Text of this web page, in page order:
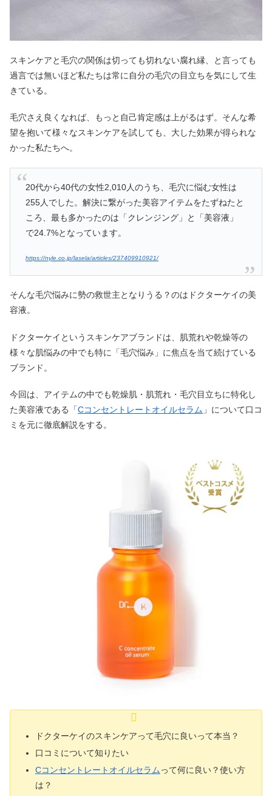
スキンケアと毛穴の関係は切っても切れない腐れ縁、と言っても
過言では無いほど私たちは常に自分の毛穴の目立ちを気にして生
きている。
毛穴さえ良くなれば、もっと自己肯定感は上がるはず。そんな希
望を抱いて様々なスキンケアを試しても、大した効果が得られな
かった私たちへ。
20代から40代の女性2,010人のうち、毛穴に悩む女性は
255人でした。解決に繋がった美容アイテムをたずねたと
ころ、最も多かったのは「クレンジング」と「美容液」
で24.7%となっています。
https://nyle.co.jp/lasela/articles/237409910921/
そんな毛穴悩みに勢の救世主となりうる？のはドクターケイの美
容液。
ドクターケイというスキンケアブランドは、肌荒れや乾燥等の
様々な肌悩みの中でも特に「毛穴悩み」に焦点を当て続けている
ブランド。
今回は、アイテムの中でも乾燥肌・肌荒れ・毛穴目立ちに特化し
た美容液である「Cコンセントレートオイルセラム 」について口コ
ミを元に徹底解説をする。
ドクターケイのスキンケアって毛穴に良いって本当？
口コミについて知りたい
Cコンセントレートオイルセラムって何に良い？使い方
は？